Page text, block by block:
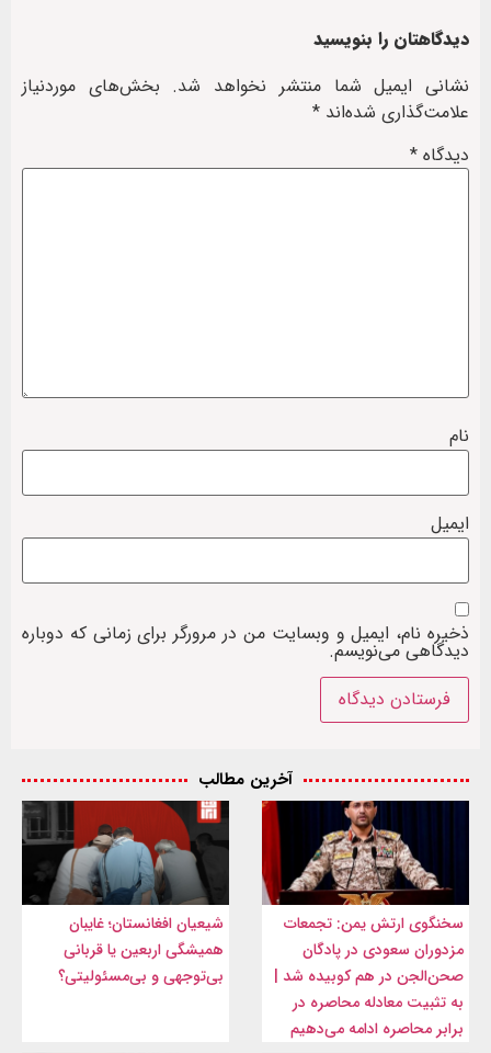
دیدگاهتان را بنویسید
نشانی ایمیل شما منتشر نخواهد شد. بخش‌های موردنیاز
علامت‌گذاری شده‌اند *
دیدگاه *
نام
ایمیل
ذخیره نام، ایمیل و وبسایت من در مرورگر برای زمانی که دوباره
دیدگاهی می‌نویسم.
آخرین مطالب
سخنگوی ارتش یمن: تجمعات
مزدوران سعودی در پادگان
صحن‌الجن در هم کوبیده شد |
به تثبیت معادله محاصره در
برابر محاصره ادامه می‌دهیم
شیعیان افغانستان؛ غایبان
همیشگی اربعین یا قربانی
بی‌توجهی و بی‌مسئولیتی؟